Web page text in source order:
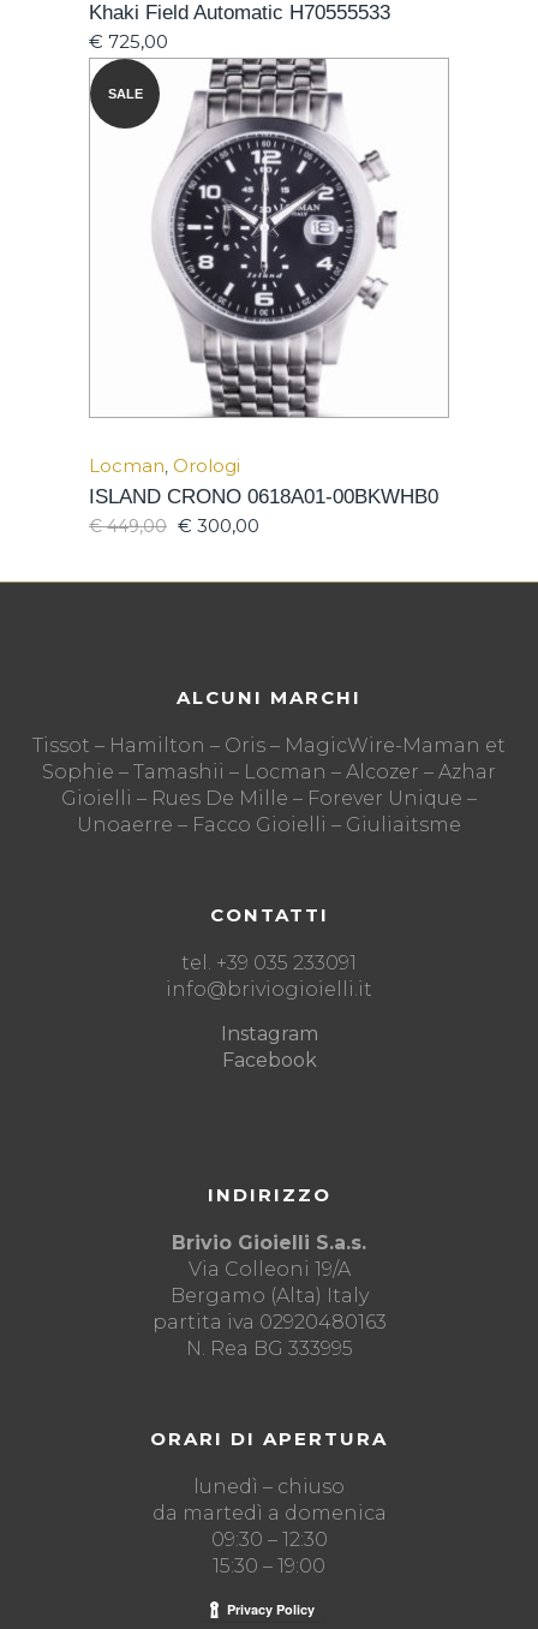
Khaki Field Automatic H70555533
€ 725,00
SALE
Locman, Orologi
ISLAND CRONO 0618A01-00BKWHB0
€449,00 € 300,00
ALCUNI MARCHI
Tissot – Hamilton – Oris – MagicWire-Maman et
Sophie – Tamashii – Locman – Alcozer – Azhar
Gioielli – Rues De Mille – Forever Unique –
Unoaerre – Facco Gioielli – Giuliaitsme
CONTATTI
tel. +39 035 233091
info@briviogioielli.it
Instagram
Facebook
INDIRIZZO
Brivio Gioielli S.a.s.
Via Colleoni 19/A
Bergamo (Alta) Italy
partita iva 02920480163
N. Rea BG 333995
ORARI DI APERTURA
lunedì – chiuso
da martedì a domenica
09:30 – 12:30
15:30 – 19:00